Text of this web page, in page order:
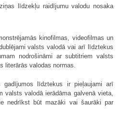
līdzekļu raidījumu valodu nosaka
kinofilmas, videofilmas un
valsts valodā vai arī līdztekus
nodrošināmi ar subtitriem valsts
literārās valodas normas.
gadījumos līdztekus ir pieļaujami arī
valsts valodā ierādāma galvenā vieta,
nedrīkst būt mazāki vai šaurāki par